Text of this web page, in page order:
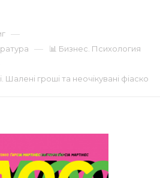
—
— 📊 Бизнес. Психология
Шалені гроші та неочікувані фіаско